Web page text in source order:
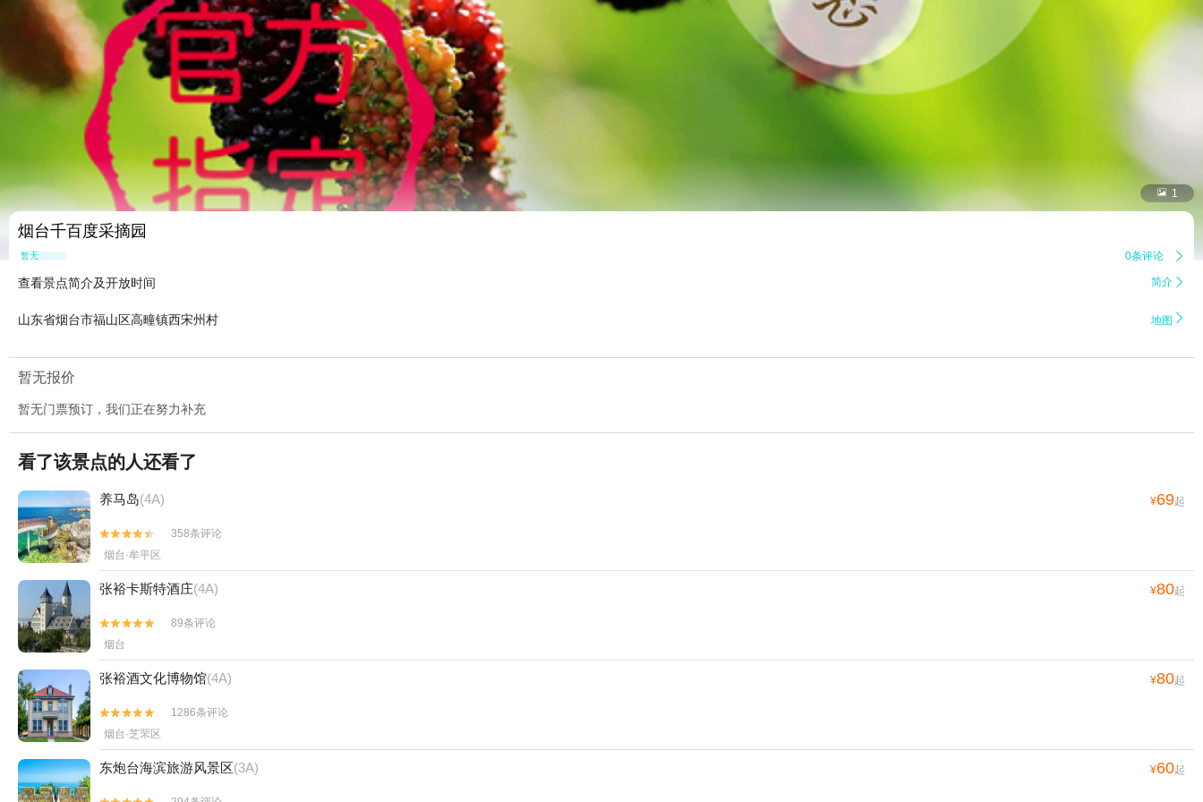
 1
烟台千百度采摘园
暂无点评 0条评论 
查看景点简介及开放时间 简介 
山东省烟台市福山区高疃镇西宋州村 地图 
暂无报价
暂无门票预订，我们正在努力补充
看了该景点的人还看了
养马岛(4A) ¥69起


358条评论
烟台·牟平区
张裕卡斯特酒庄(4A) ¥80起


89条评论
烟台
张裕酒文化博物馆(4A) ¥80起


1286条评论
烟台·芝罘区
东炮台海滨旅游风景区(3A) ¥60起